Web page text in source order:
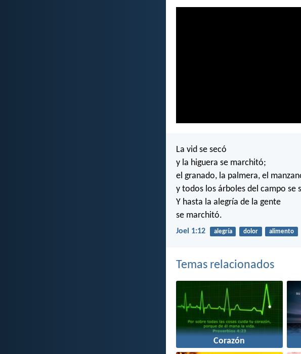
La vid se secó
y la higuera se marchitó;
el granado, la palmera, el
y todos los árboles del campo se
Y hasta la alegría de la gente
se marchitó.
Joel 1:12 alegría dolor alimento
Temas relacionados
Corazón